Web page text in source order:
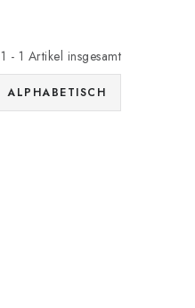
1 - 1 Artikel insgesamt
ALPHABETISCH